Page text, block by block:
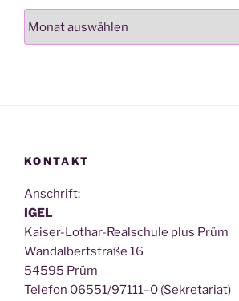
KONTAKT
Anschrift:
IGEL
Kai­ser-Lothar-Real­schu­le plus Prüm
Wan­dal­bert­stra­ße 16
54595 Prüm
Tele­fon 06551/97111–0 (Sekre­ta­ri­at)